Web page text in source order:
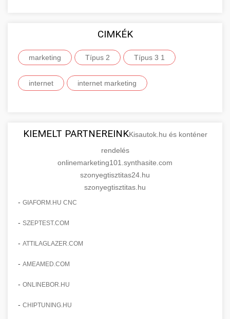
CIMKÉK
marketing Típus 2 Típus 3 1
internet internet marketing
KIEMELT PARTNEREINKKisautok.hu és konténer
rendelés
onlinemarketing101.synthasite.com
szonyegtisztitas24.hu
szonyegtisztitas.hu
- GIAFORM.HU CNC
- SZEPTEST.COM
- ATTILAGLAZER.COM
- AMEAMED.COM
- ONLINEBOR.HU
- CHIPTUNING.HU